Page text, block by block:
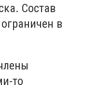
Состав
в
то